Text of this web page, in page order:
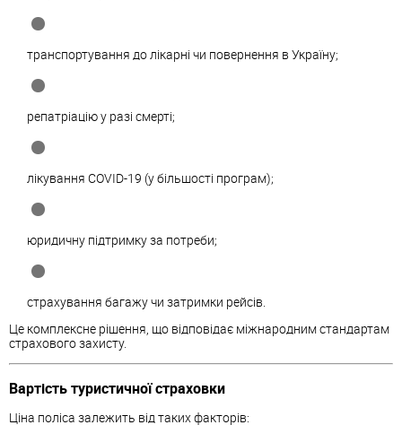
транспортування до лікарні чи повернення в Україну;
репатріацію у разі смерті;
лікування COVID-19 (у більшості програм);
юридичну підтримку за потреби;
страхування багажу чи затримки рейсів.
Це комплексне рішення, що відповідає міжнародним стандартам
страхового захисту.
Вартість туристичної страховки
Ціна поліса залежить від таких факторів: